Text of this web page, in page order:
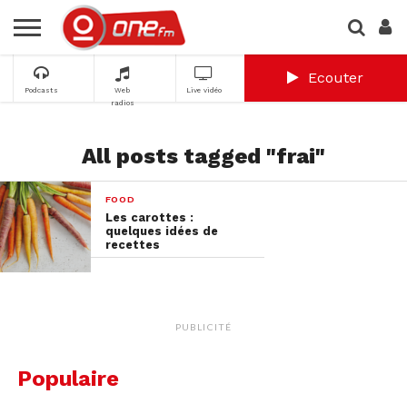
Podcasts
Web
radios
Live vidéo
Ecouter
All posts tagged "frai"
FOOD
Les carottes :
quelques idées de
recettes
PUBLICITÉ
Populaire